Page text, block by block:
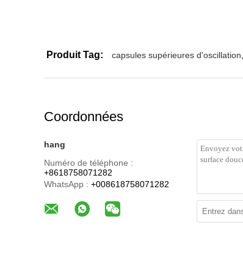
Produit Tag: capsules supérieures d'oscillation
Coordonnées
hang
Numéro de téléphone :
+8618758071282
WhatsApp : +008618758071282